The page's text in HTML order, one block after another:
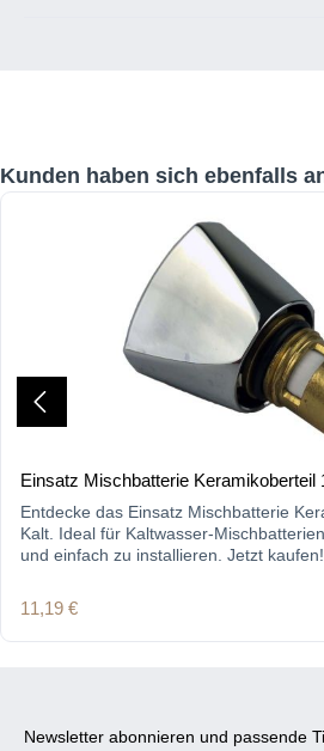
Produktgalerie überspringen
Kunden haben sich ebenfalls
Einsatz Mischbatterie Keramikoberteil
Entdecke das Einsatz Mischbatterie
Kalt. Ideal für Kaltwasser-
und einfach zu installieren. Jetzt kaufen!
Regulärer Preis:
11,19 €
Newsletter abonnieren und passende